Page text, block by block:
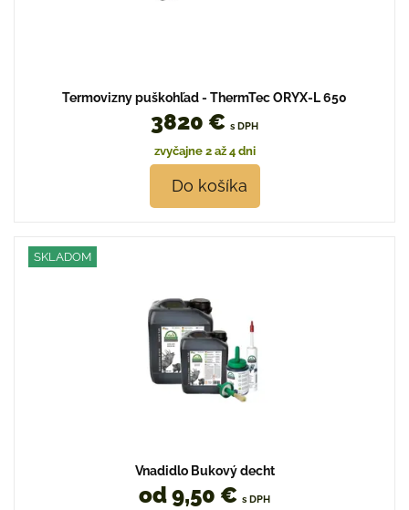
Termovizny puškohľad - ThermTec ORYX-L 650
3820 € s DPH
zvyčajne 2 až 4 dni
Do košíka
SKLADOM
Vnadidlo Bukový decht
od 9,50 € s DPH